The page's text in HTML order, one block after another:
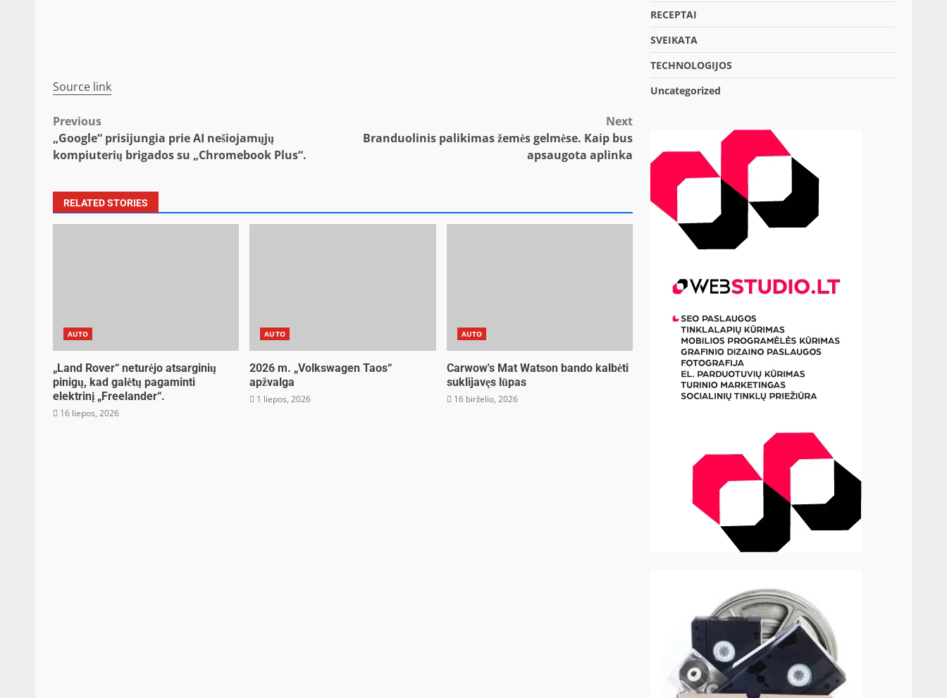
Source link
Post
navigation
Previous
„Google“ prisijungia prie AI nešiojamųjų
kompiuterių brigados su „Chromebook Plus“.
Next
Branduolinis palikimas žemės gelmėse. Kaip bus
apsaugota aplinka
RELATED STORIES
AUTO
„Land Rover“ neturėjo atsarginių
pinigų, kad galėtų pagaminti
elektrinį „Freelander“.
16 liepos, 2026
AUTO
2026 m. „Volkswagen Taos“
apžvalga
1 liepos, 2026
AUTO
Carwow's Mat Watson bando kalbėti
suklijavęs lūpas
16 birželio, 2026
RECEPTAI
SVEIKATA
TECHNOLOGIJOS
Uncategorized